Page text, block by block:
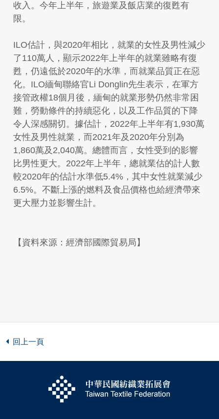
收入。今年上半年，旅遊業及飯店業的復甦有
限。
ILO估計，與2020年相比，就業的女性及男性減少
了110萬人，顯示2022年上半年的就業雖略有復
甦，仍遠低於2020年的水準，而就業品質正在惡
化。ILO緬甸聯絡官Li Donglin先生表示，在軍方
接管政權18個月後，緬甸的就業形勢仍然非常困
難，勞動條件的持續惡化，以及工作品質的下降
令人深感關切。據估計，2022年上半年有1,930萬
女性及男性就業，而2021年及2020年分別為
1,860萬及2,040萬。總體而言，女性受到的影響
比男性更大。2022年上半年，總就業估的計人數
較2020年的估計水準低5.4%，其中女性就業減少
6.5%。不斷上漲的燃料及食品價格也給經濟帶來
更大壓力並影響生計。
【資料來源：經濟部國際貿易局】
回上一頁